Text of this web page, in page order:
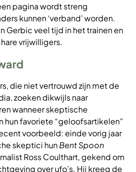
pagina wordt streng
kunnen ‘verband’ worden.
Gerbic veel tijd in het trainen en
vrijwilligers.
die niet vertrouwd zijn met de
zoeken dikwijls naar
wanneer skeptische
hun favoriete “geloofsartikelen”
voorbeeld: einde vorig jaar
skeptici hunBent Spoon
Ross Coulthart, gekend om
over ufo’s. Hij kreeg de